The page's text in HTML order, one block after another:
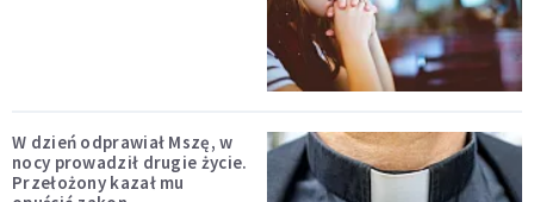
W dzień odprawiał Mszę, w
nocy prowadził drugie życie.
Przełożony kazał mu